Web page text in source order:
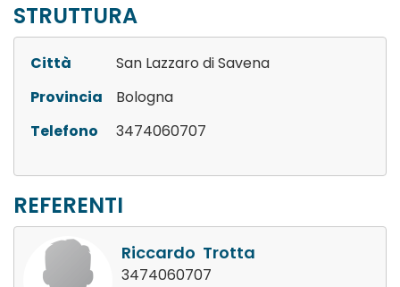
STRUTTURA
Città
San Lazzaro di Savena
Provincia
Bologna
Telefono
3474060707
REFERENTI
Riccardo Trotta
3474060707